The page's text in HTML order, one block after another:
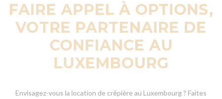
FAIRE APPEL À OPTIONS,
VOTRE PARTENAIRE DE
CONFIANCE AU
LUXEMBOURG
Envisagez-vous la location de crêpière au Luxembourg ? Faites